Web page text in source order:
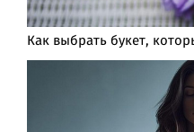
Как выбрать букет,